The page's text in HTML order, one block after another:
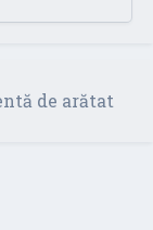
de arătat